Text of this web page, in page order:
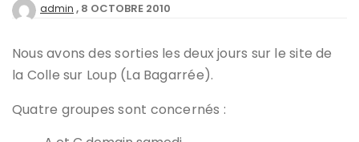
admin 8 OCTOBRE 2010
Nous avons des sorties les deux jours sur le site de
la Colle sur Loup (La Bagarrée).
Quatre groupes sont concernés :